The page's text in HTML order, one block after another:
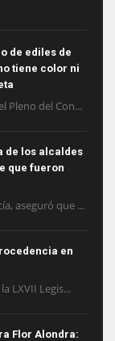
de ediles de
tiene color ni
Pleno del Con...
de los alcaldes
que fueron
aseguró que ...
en
LXVII Legis...
Flor Alondra: